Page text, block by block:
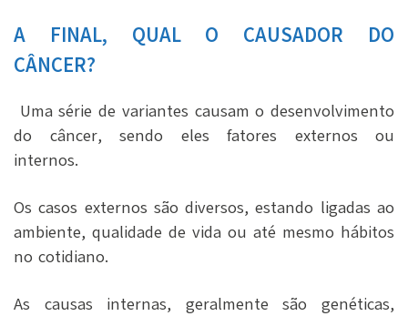
A FINAL, QUAL O CAUSADOR DO
CÂNCER?
Uma série de variantes causam o desenvolvimento
do câncer, sendo eles fatores externos ou
internos.
Os casos externos são diversos, estando ligadas ao
ambiente, qualidade de vida ou até mesmo hábitos
no cotidiano.
As causas internas, geralmente são genéticas,